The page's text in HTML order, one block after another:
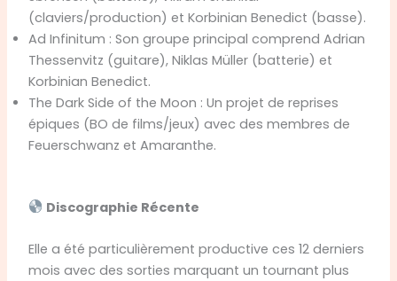
(claviers/production) et Korbinian Benedict (basse).
Ad Infinitum : Son groupe principal comprend Adrian
Thessenvitz (guitare), Niklas Müller (batterie) et
Korbinian Benedict.
The Dark Side of the Moon : Un projet de reprises
épiques (BO de films/jeux) avec des membres de
Feuerschwanz et Amaranthe.
Discographie Récente
Elle a été particulièrement productive ces 12 derniers
mois avec des sorties marquant un tournant plus